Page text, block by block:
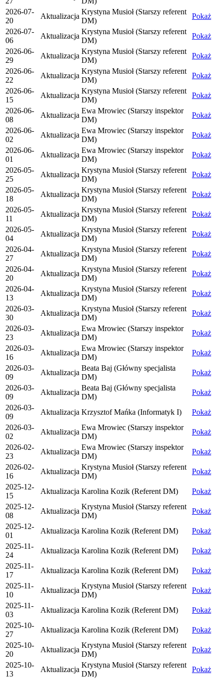
2026-07-
20
Aktualizacja
Krystyna Musioł (Starszy referent
DM)
Pokaż
2026-07-
06
Aktualizacja
Krystyna Musioł (Starszy referent
DM)
Pokaż
2026-06-
29
Aktualizacja
Krystyna Musioł (Starszy referent
DM)
Pokaż
2026-06-
22
Aktualizacja
Krystyna Musioł (Starszy referent
DM)
Pokaż
2026-06-
15
Aktualizacja
Krystyna Musioł (Starszy referent
DM)
Pokaż
2026-06-
08
Aktualizacja
Ewa Mrowiec (Starszy inspektor
DM)
Pokaż
2026-06-
02
Aktualizacja
Ewa Mrowiec (Starszy inspektor
DM)
Pokaż
2026-06-
01
Aktualizacja
Ewa Mrowiec (Starszy inspektor
DM)
Pokaż
2026-05-
25
Aktualizacja
Krystyna Musioł (Starszy referent
DM)
Pokaż
2026-05-
18
Aktualizacja
Krystyna Musioł (Starszy referent
DM)
Pokaż
2026-05-
11
Aktualizacja
Krystyna Musioł (Starszy referent
DM)
Pokaż
2026-05-
04
Aktualizacja
Krystyna Musioł (Starszy referent
DM)
Pokaż
2026-04-
27
Aktualizacja
Krystyna Musioł (Starszy referent
DM)
Pokaż
2026-04-
20
Aktualizacja
Krystyna Musioł (Starszy referent
DM)
Pokaż
2026-04-
13
Aktualizacja
Krystyna Musioł (Starszy referent
DM)
Pokaż
2026-03-
30
Aktualizacja
Krystyna Musioł (Starszy referent
DM)
Pokaż
2026-03-
23
Aktualizacja
Ewa Mrowiec (Starszy inspektor
DM)
Pokaż
2026-03-
16
Aktualizacja
Ewa Mrowiec (Starszy inspektor
DM)
Pokaż
2026-03-
09
Aktualizacja
Beata Baj (Główny specjalista
DM)
Pokaż
2026-03-
09
Aktualizacja
Beata Baj (Główny specjalista
DM)
Pokaż
2026-03-
09
Aktualizacja Krzysztof Mańka (Informatyk I)
Pokaż
2026-03-
02
Aktualizacja
Ewa Mrowiec (Starszy inspektor
DM)
Pokaż
2026-02-
23
Aktualizacja
Ewa Mrowiec (Starszy inspektor
DM)
Pokaż
2026-02-
16
Aktualizacja
Krystyna Musioł (Starszy referent
DM)
Pokaż
2025-12-
15
Aktualizacja Karolina Kozik (Referent DM)
Pokaż
2025-12-
08
Aktualizacja
Krystyna Musioł (Starszy referent
DM)
Pokaż
2025-12-
01
Aktualizacja Karolina Kozik (Referent DM)
Pokaż
2025-11-
24
Aktualizacja Karolina Kozik (Referent DM)
Pokaż
2025-11-
17
Aktualizacja Karolina Kozik (Referent DM)
Pokaż
2025-11-
10
Aktualizacja
Krystyna Musioł (Starszy referent
DM)
Pokaż
2025-11-
03
Aktualizacja Karolina Kozik (Referent DM)
Pokaż
2025-10-
27
Aktualizacja Karolina Kozik (Referent DM)
Pokaż
2025-10-
20
Aktualizacja
Krystyna Musioł (Starszy referent
DM)
Pokaż
2025-10-
13
Aktualizacja
Krystyna Musioł (Starszy referent
DM)
Pokaż